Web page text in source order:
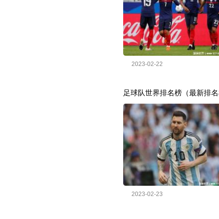
2023-02-22
足球队世界排名榜（最新排
2023-02-23